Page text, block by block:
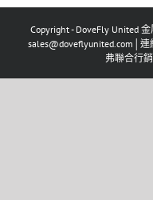
Copyright - DoveFly United
sales@doveflyunited.com│
弗聯合行